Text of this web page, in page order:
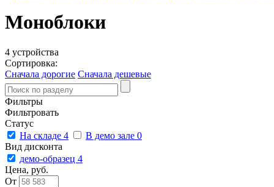
Моноблоки
4 устройства
Сортировка:
Сначала дорогие Сначала дешевые
Фильтры
Фильтровать
Статус
На складе 4 В демо зале 0
Вид дисконта
демо-образец 4
Цена, руб.
От